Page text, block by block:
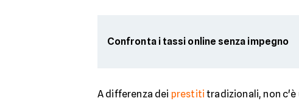
Confronta i tassi online senza impegno
A differenza dei prestiti tradizionali, non c'è